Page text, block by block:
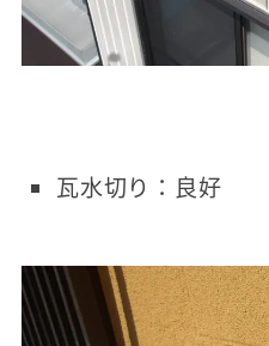
瓦水切り：良好